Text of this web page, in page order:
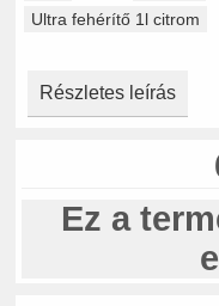
Ultra fehérítő 1l citrom
Részletes leírás
Ez a